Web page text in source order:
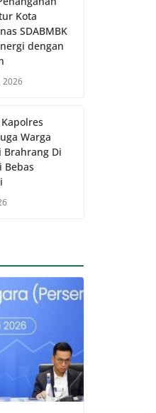
Kota
SDABMBK
dengan
2026
Warga
Brahrang Di
Bebas